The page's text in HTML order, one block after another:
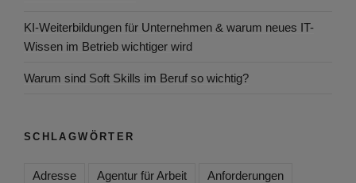
KI-Weiterbildungen für Unternehmen & warum neues IT-
Wissen im Betrieb wichtiger wird
Warum sind Soft Skills im Beruf so wichtig?
SCHLAGWÖRTER
Adresse Agentur für Arbeit Anforderungen